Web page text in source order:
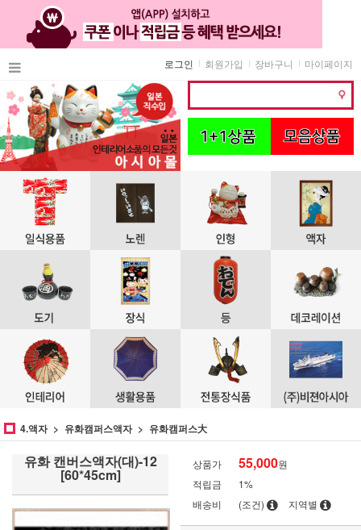
마이페이지
장바구니
회원가입
로그인
4.액자 유화캠퍼스액자 유화캠퍼스大
유화 캔버스액자(대)-12
[60*45cm]
상품가 55,000원
적립금
1%
배송비
(조건) 지역별